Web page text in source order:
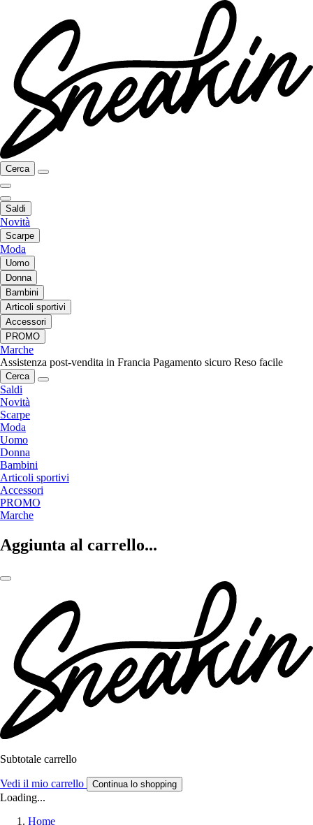
Cerca
Saldi
Novità
Scarpe
Moda
Uomo
Donna
Bambini
Articoli sportivi
Accessori
PROMO
Marche
Assistenza post-vendita in Francia Pagamento sicuro Reso facile
Cerca
Saldi
Novità
Scarpe
Moda
Uomo
Donna
Bambini
Articoli sportivi
Accessori
PROMO
Marche
Aggiunta al carrello...
Subtotale carrello
Vedi il mio carrello Continua lo shopping
Loading...
Home